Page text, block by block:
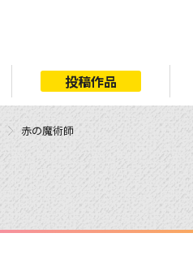
投稿作品
赤の魔術師